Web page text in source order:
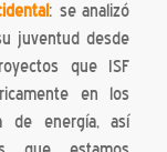
: se analizó
juventud desde
que ISF
en los
de energía, así